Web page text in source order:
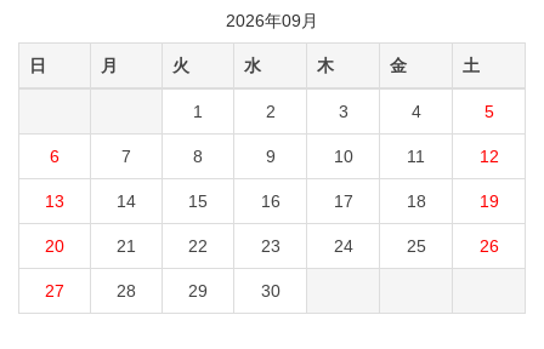
2026年09月
日 月 火 水 木 金 土
1 2 3 4 5
6 7 8 9 10 11 12
13 14 15 16 17 18 19
20 21 22 23 24 25 26
27 28 29 30